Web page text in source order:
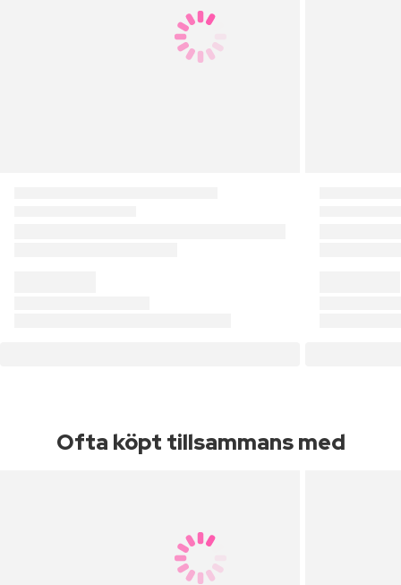
Ofta köpt tillsammans med